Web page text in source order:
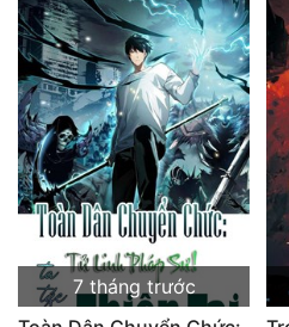
Thanh Xuân
Tiên Hiệp
Tiểu Thuyết
Trinh Thám
Triều Đấu
Trùng Sinh
Trọng Sinh
7 tháng trước